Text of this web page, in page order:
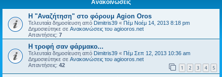
Ανακοινώσεις
Η "Αναζήτηση" στο φόρουμ Agion Oros
Τελευταία δημοσίευση από Dimitris39 « Πέμ Νοέμ 14, 2013 8:18 pm
Δημοσιεύτηκε σε Ανακοινώσεις του agiooros.net
Απαντήσεις: 7
H τροφή σαν φάρμακο...
Τελευταία δημοσίευση από Dimitris39 « Πέμ Σεπ 12, 2013 10:36 am
Δημοσιεύτηκε σε Ανακοινώσεις του agiooros.net
Απαντήσεις: 42 1 2 3 4 5